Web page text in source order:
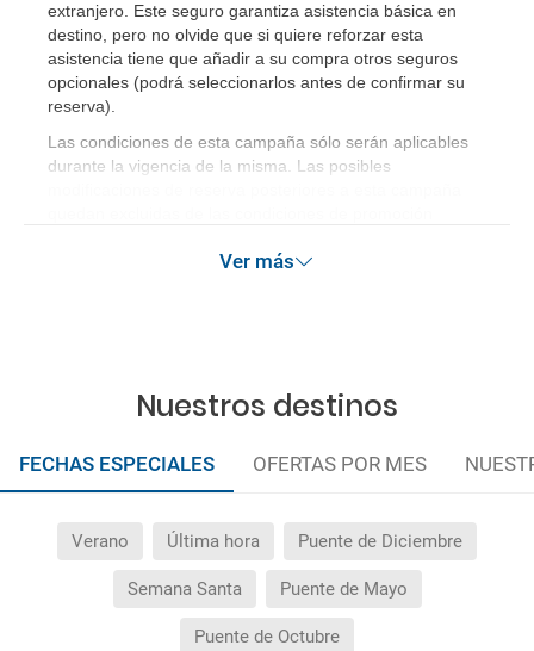
extranjero. Este seguro garantiza asistencia básica en
destino, pero no olvide que si quiere reforzar esta
asistencia tiene que añadir a su compra otros seguros
opcionales (podrá seleccionarlos antes de confirmar su
reserva).
Las condiciones de esta campaña sólo serán aplicables
durante la vigencia de la misma. Las posibles
Ver más
Nuestros destinos
FECHAS ESPECIALES OFERTAS POR MES
Verano Última hora Puente de Diciembre
Semana Santa Puente de Mayo
Puente de Octubre